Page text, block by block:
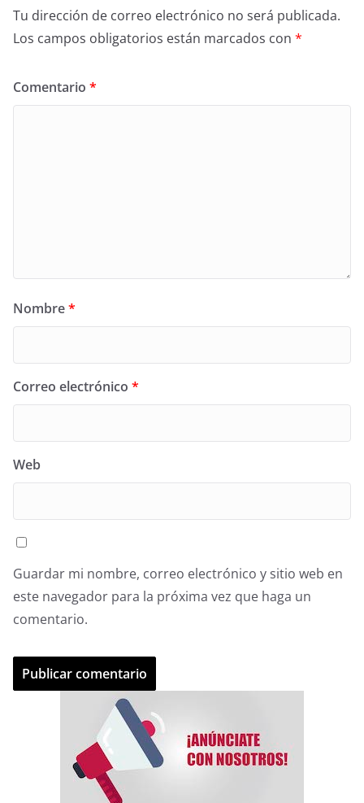
Tu dirección de correo electrónico no será publicada.
Los campos obligatorios están marcados con *
Comentario *
Nombre*
Correo electrónico *
Web
Guardar mi nombre, correo electrónico y sitio web en
este navegador para la próxima vez que haga un
comentario.